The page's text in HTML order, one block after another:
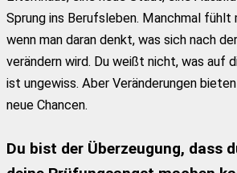
Sprung ins Berufsleben. Manchmal fühlt
wenn man daran denkt, was sich nach
verändern wird. Du weißt nicht, was auf
ist ungewiss. Aber Veränderungen
neue Chancen.
Du bist der Überzeugung, dass